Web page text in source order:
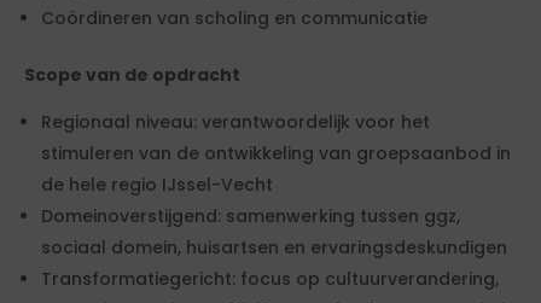
Coördineren van scholing en communicatie
Scope van de opdracht
Regionaal niveau: verantwoordelijk voor het
stimuleren van de ontwikkeling van groepsaanbod in
de hele regio IJssel-Vecht
Domeinoverstijgend: samenwerking tussen ggz,
sociaal domein, huisartsen en ervaringsdeskundigen
Transformatiegericht: focus op cultuurverandering,